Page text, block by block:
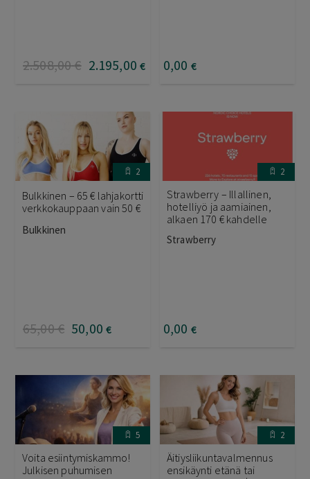
2.508,00€ 2.195,00 € 0,00 €
2
Bulkkinen – 65 € lahjakortti
verkkokauppaan vain 50 €
Bulkkinen
65,00€ 50,00 €
2
Strawberry – Illallinen,
hotelliyö ja aamiainen,
alkaen 170 € kahdelle
Strawberry
0,00 €
5
Voita esiintymiskammo!
Julkisen puhumisen
2
Äitiysliikuntavalmennus
ensikäynti etänä tai